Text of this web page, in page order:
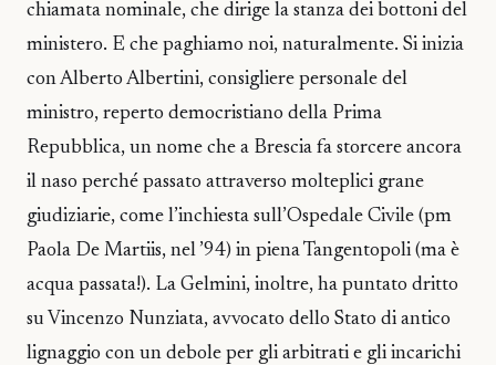
chiamata nominale, che dirige la stanza dei bottoni del
ministero. E che paghiamo noi, naturalmente. Si inizia
con Alberto Albertini, consigliere personale del
ministro, reperto democristiano della Prima
Repubblica, un nome che a Brescia fa storcere ancora
il naso perché passato attraverso molteplici grane
giudiziarie, come l’inchiesta sull’Ospedale Civile (pm
Paola De Martiis, nel ’94) in piena Tangentopoli (ma è
acqua passata!). La Gelmini, inoltre, ha puntato dritto
su Vincenzo Nunziata, avvocato dello Stato di antico
lignaggio con un debole per gli arbitrati e gli incarichi